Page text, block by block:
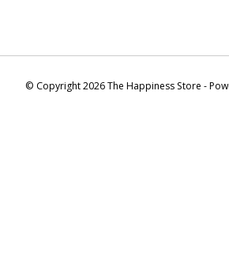
© Copyright 2026 The Happiness Store -